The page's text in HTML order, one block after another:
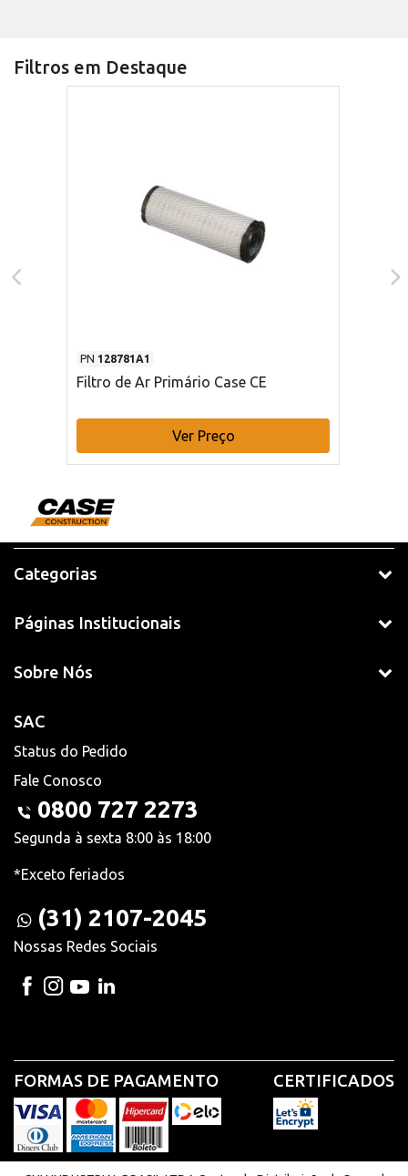
Filtros em Destaque
PN 128781A1
Filtro de Ar Primário Case CE
Ver Preço
Categorias
Páginas Institucionais
Sobre Nós
SAC
Status do Pedido
Fale Conosco
0800 727 2273
Segunda à sexta 8:00 às 18:00
*Exceto feriados
(31) 2107-2045
Nossas Redes Sociais
FORMAS DE PAGAMENTO CERTIFICADOS